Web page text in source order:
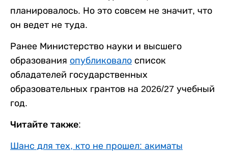
планировалось. Но это совсем не значит, что
он ведет не туда.
Ранее Министерство науки и высшего
образования опубликовало список
обладателей государственных
образовательных грантов на 2026/27 учебный
год.
Читайте также:
Шанс для тех, кто не прошел: акиматы